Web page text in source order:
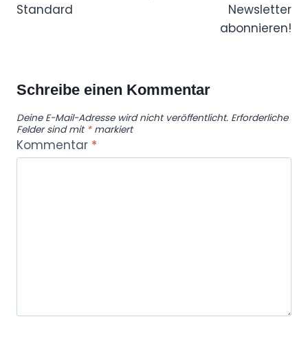
Standard
Newsletter
abonnieren!
Schreibe einen Kommentar
Deine E-Mail-Adresse wird nicht veröffentlicht. Erforderliche
Felder sind mit *markiert
Kommentar *